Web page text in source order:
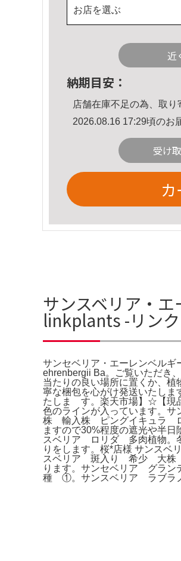
お店を選ぶ
近
納期目安：
店舗在庫不足の為、取り
2026.08.16 17:29頃のお
受け
サンスベリア・
linkplants -リン
サンセベリア・エーレンベルギ
ehrenbergii Ba。ご覧いただき
当たりの良い場所に置くか、
寧な梱包を心がけ発送いたし
たしま す。楽天市場】☆【現
色のラインが入っています
株 輸入株 ピングイキュラ ロ
ますので30%程度の遮光や半
スベリア ロリダ 多肉植物。冬
りをします。桜*店様 サンス
スベリア 斑入り 希少 大株
ります。サンセベリア グラ
種 ①。サンスベリア ラブラ